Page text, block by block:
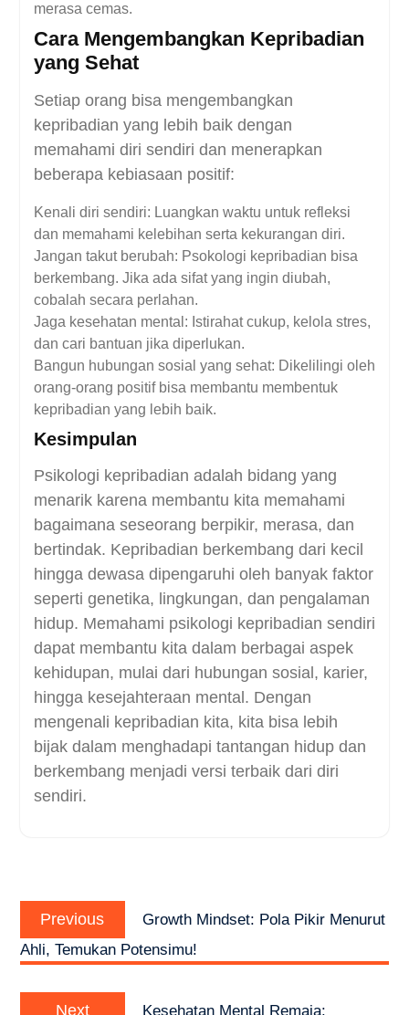
merasa cemas.
Cara Mengembangkan Kepribadian
yang Sehat
Setiap orang bisa mengembangkan
kepribadian yang lebih baik dengan
memahami diri sendiri dan menerapkan
beberapa kebiasaan positif:
Kenali diri sendiri: Luangkan waktu untuk refleksi
dan memahami kelebihan serta kekurangan diri.
Jangan takut berubah: Psokologi kepribadian bisa
berkembang. Jika ada sifat yang ingin diubah,
cobalah secara perlahan.
Jaga kesehatan mental: Istirahat cukup, kelola stres,
dan cari bantuan jika diperlukan.
Bangun hubungan sosial yang sehat: Dikelilingi oleh
orang-orang positif bisa membantu membentuk
kepribadian yang lebih baik.
Kesimpulan
Psikologi kepribadian adalah bidang yang
menarik karena membantu kita memahami
bagaimana seseorang berpikir, merasa, dan
bertindak. Kepribadian berkembang dari kecil
hingga dewasa dipengaruhi oleh banyak faktor
seperti genetika, lingkungan, dan pengalaman
hidup. Memahami psikologi kepribadian sendiri
dapat membantu kita dalam berbagai aspek
kehidupan, mulai dari hubungan sosial, karier,
hingga kesejahteraan mental. Dengan
mengenali kepribadian kita, kita bisa lebih
bijak dalam menghadapi tantangan hidup dan
berkembang menjadi versi terbaik dari diri
sendiri.
navigation
Previous
post:
Growth Mindset: Pola Pikir Menurut
Ahli, Temukan Potensimu!
Next Kesehatan Mental Remaja: